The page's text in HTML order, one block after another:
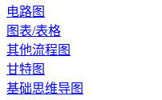
电路图
图表/表格
其他流程图
甘特图
基础思维导图